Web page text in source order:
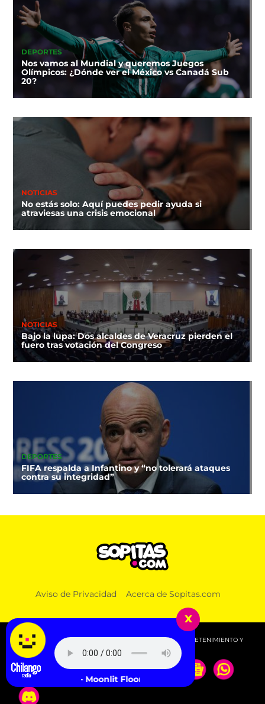
DEPORTES
Nos vamos al Mundial y queremos Juegos
Olímpicos: ¿Dónde ver el México vs Canadá Sub
20?
NOTICIAS
No estás solo: Aquí puedes pedir ayuda si
atraviesas una crisis emocional
NOTICIAS
Bajo la lupa: Dos alcaldes de Veracruz pierden el
fuero tras votación del Congreso
DEPORTES
FIFA respalda a Infantino y “no tolerará ataques
contra su integridad”
Aviso de Privacidad Acerca de Sopitas.com
© 2026 SOPITAS.COM - MÚSICA, NOTICIAS, DEPORTES, ENTRETENIMIENTO Y
MÁS!.
x
LiSA - Moonlit Floor (Kiss Me)